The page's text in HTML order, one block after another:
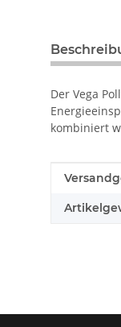
Der Vega
kombiniert
Wert